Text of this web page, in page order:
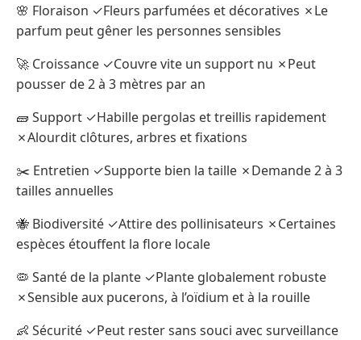
🌸 Floraison ✓Fleurs parfumées et décoratives ✗Le
parfum peut gêner les personnes sensibles
🚀 Croissance ✓Couvre vite un support nu ✗Peut
pousser de 2 à 3 mètres par an
🧱 Support ✓Habille pergolas et treillis rapidement
✗Alourdit clôtures, arbres et fixations
✂️ Entretien ✓Supporte bien la taille ✗Demande 2 à 3
tailles annuelles
🐝 Biodiversité ✓Attire des pollinisateurs ✗Certaines
espèces étouffent la flore locale
🦠 Santé de la plante ✓Plante globalement robuste
✗Sensible aux pucerons, à l’oïdium et à la rouille
👶 Sécurité ✓Peut rester sans souci avec surveillance